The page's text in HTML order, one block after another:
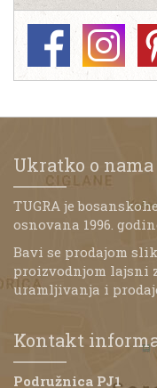
Ukratko o nama
TUGRA je
osnovana 1996.
Bavi se prodajom
proizvodnjom lajsni
uramljivanja i
Kontakt
Podružnica PJ1